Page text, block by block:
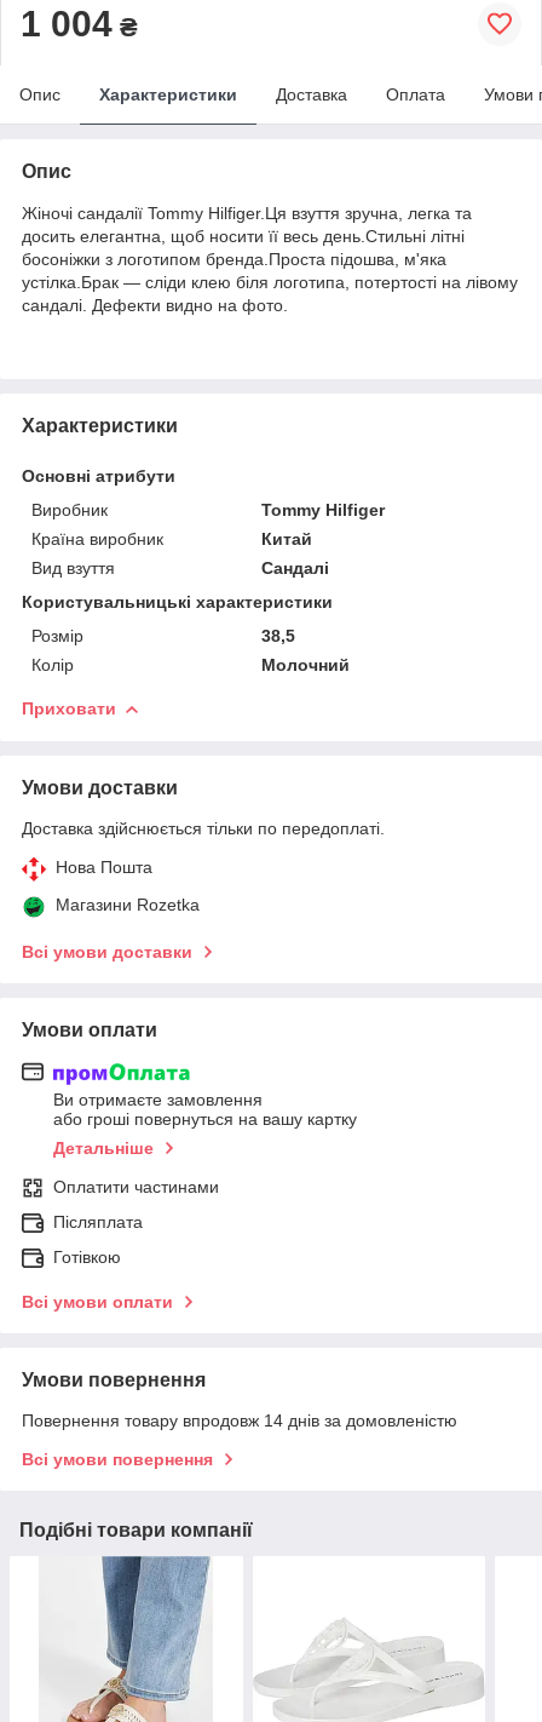
1 004 ₴
Опис Характеристики Доставка Оплата Умови
Опис
Жіночі сандалії Tommy Hilfiger.Ця взуття зручна, легка та
досить елегантна, щоб носити її весь день.Стильні літні
босоніжки з логотипом бренда.Проста підошва, м'яка
устілка.Брак — сліди клею біля логотипа, потертості на лівому
сандалі. Дефекти видно на фото.
Характеристики
Основні атрибути
Виробник
Tommy Hilfiger
Країна виробник
Китай
Вид взуття
Сандалі
Користувальницькі характеристики
Розмір
38,5
Колір
Молочний
Приховати
Умови доставки
Доставка здійснюється тільки по передоплаті.
Нова Пошта
Магазини Rozetka
Всі умови доставки
Умови оплати
Ви отримаєте замовлення
або гроші повернуться на вашу картку
Детальніше
Оплатити частинами
Післяплата
Готівкою
Всі умови оплати
Умови повернення
Повернення товару впродовж 14 днів за домовленістю
Всі умови повернення
Подібні товари компанії